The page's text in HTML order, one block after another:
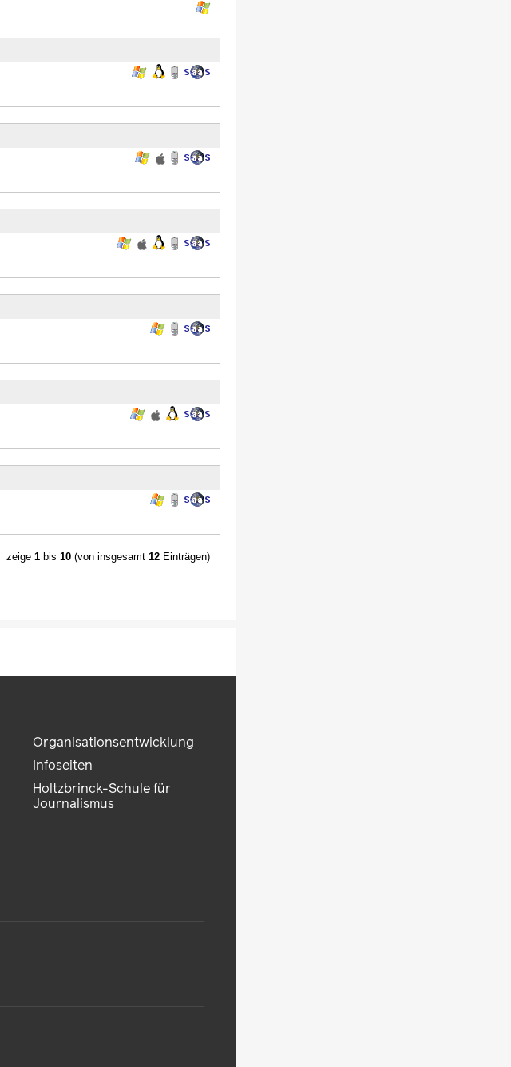
zeige 1bis 10(von insgesamt 12Einträgen)
Organisationsentwicklung
Infoseiten
Holtzbrinck-Schule für
Journalismus